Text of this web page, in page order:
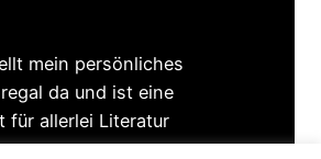
mein persönliches
da und ist eine
für allerlei Literatur